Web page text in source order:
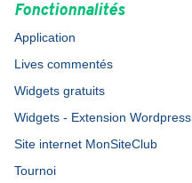
Fonctionnalités
Application
Lives commentés
Widgets gratuits
Widgets - Extension Wordpress
Site internet MonSiteClub
Tournoi